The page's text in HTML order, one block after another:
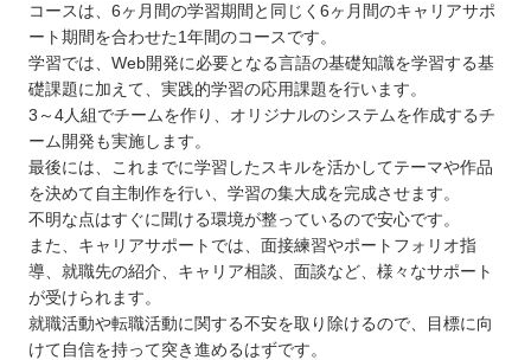
コースは、6ヶ月間の学習期間と同じく6ヶ月間のキャリアサポ
ート期間を合わせた1年間のコースです。
学習では、Web開発に必要となる言語の基礎知識を学習する基
礎課題に加えて、実践的学習の応用課題を行います。
3～4人組でチームを作り、オリジナルのシステムを作成するチ
ーム開発も実施します。
最後には、これまでに学習したスキルを活かしてテーマや作品
を決めて自主制作を行い、学習の集大成を完成させます。
不明な点はすぐに聞ける環境が整っているので安心です。
また、キャリアサポートでは、面接練習やポートフォリオ指
導、就職先の紹介、キャリア相談、面談など、様々なサポート
が受けられます。
就職活動や転職活動に関する不安を取り除けるので、目標に向
けて自信を持って突き進めるはずです。